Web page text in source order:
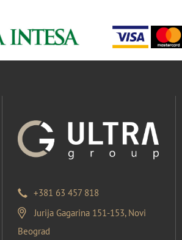
+381 63 457 818
Jurija Gagarina 151-153, Novi
Beograd